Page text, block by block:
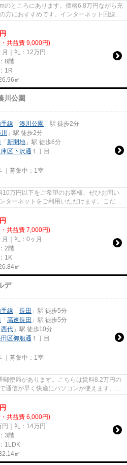
のところにあります。価格6.8万円ながら充
方におすすめです。インターネット回線が
円
共益費 9,000円)
月｜礼：12万円
8階
1R
㎡
川公園
線 「 湊川公園 」駅 徒歩2分
」駅 徒歩2分
「 新開地 」駅 徒歩6分
区下沢通 １丁目
｜募集中： 1室
万円以下をご希望のお客様、ぜひお問い
ターネットをご利用いただけます。こだわ
円
共益費 7,000円)
月｜礼：0ヶ月
2階
1K
㎡
デ
線 「 長田 」駅 徒歩5分
「 高速長田 」駅 徒歩5分
西代 」駅 徒歩10分
区御船通 １丁目
｜募集中： 1室
便局があります。こちらは賃料8.2万円の
通信が早く快適にパソコンが使えます。新
円
共益費 6,000円)
円｜礼：14万円
3階
1LDK
㎡